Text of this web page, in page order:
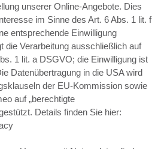
unserer Online-Angebote. Dies
im Sinne des Art. 6 Abs. 1 lit. f
entsprechende Einwilligung
die Verarbeitung ausschließlich auf
1 lit. a DSGVO; die Einwilligung ist
Datenübertragung in die USA wird
der EU-Kommission sowie
auf „berechtigte
Details finden Sie hier: